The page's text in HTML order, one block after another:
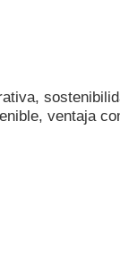
ventaja